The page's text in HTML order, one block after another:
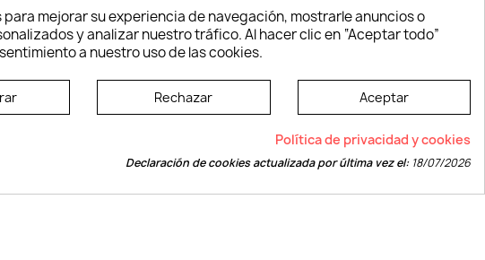
código accesible según las normas dictadas por la W3C
para mejorar su experiencia de navegación, mostrarle anuncios o
y analizar nuestro tráfico. Al hacer clic en “Aceptar todo”
a nuestro uso de las cookies.
Rechazar Aceptar
Política de privacidad y cookies
Declaración de cookies actualizada por última vez el:18/07/2026